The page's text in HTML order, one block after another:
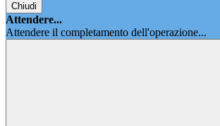
Chiudi
Attendere...
Attendere il completamento dell'operazione...